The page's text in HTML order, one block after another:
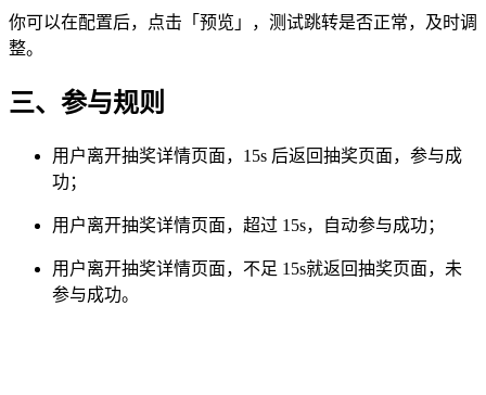
你可以在配置后，点击「预览」，测试跳转是否正常，及时调
整。
三、参与规则
用户离开抽奖详情页面，15s 后返回抽奖页面，参与成
功；
用户离开抽奖详情页面，超过 15s，自动参与成功；
用户离开抽奖详情页面，不足 15s就返回抽奖页面，未
参与成功。